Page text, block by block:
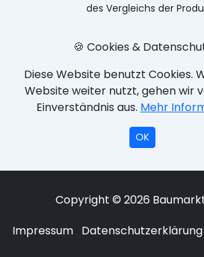
des Vergleichs der
🍪 Cookies &
Diese Website benutzt Cookies.
Website weiter nutzt, gehen wir
Einverständnis aus. Mehr
OK
Copyright © 2026
Impressum Datenschutzerklärung